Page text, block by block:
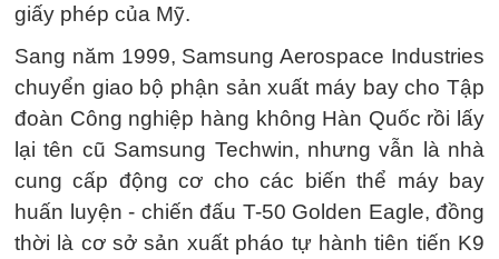
giấy phép của Mỹ.
Sang năm 1999, Samsung Aerospace Industries
chuyển giao bộ phận sản xuất máy bay cho Tập
đoàn Công nghiệp hàng không Hàn Quốc rồi lấy
lại tên cũ Samsung Techwin, nhưng vẫn là nhà
cung cấp động cơ cho các biến thể máy bay
huấn luyện - chiến đấu T-50 Golden Eagle, đồng
thời là cơ sở sản xuất pháo tự hành tiên tiến K9